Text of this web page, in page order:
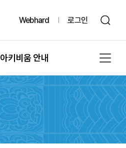
Webhard 로그인
아키비움 안내
공지사항
아키비움 소개
이용방법